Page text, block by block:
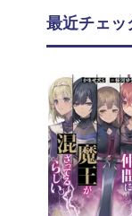
最近チェッ